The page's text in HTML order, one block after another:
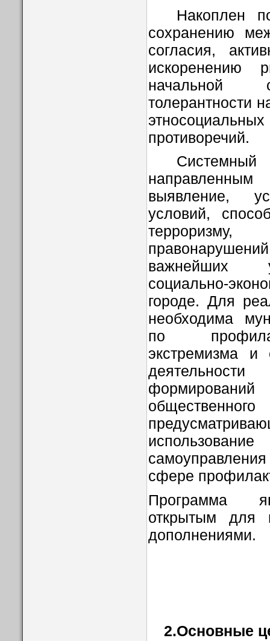
Накоплен
сохранению
согласия,
искоренению
начальной
толерантности
противоречий.
выявление,
условий,
важнейших
социально-
городе. Для
необходима
по
экстремизма и
сфере
Программа
открытым для
дополнениями.
2.Основные